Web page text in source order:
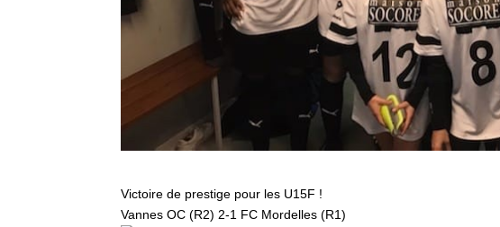
Victoire de prestige pour les U15F !
Vannes OC (R2) 2-1 FC Mordelles (R1)